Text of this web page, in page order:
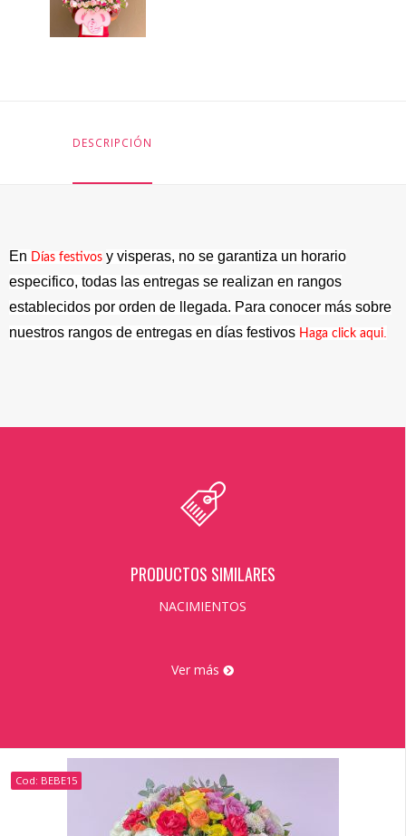
DESCRIPCIÓN
En Días festivos y visperas, no se garantiza un horario
especifico, todas las entregas se realizan en rangos
establecidos por orden de llegada. Para conocer más sobre
nuestros rangos de entregas en días festivos Haga click aqui
PRODUCTOS SIMILARES
NACIMIENTOS
Ver más
Cod: BEBE15